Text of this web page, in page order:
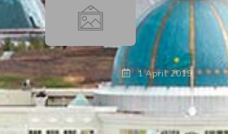
1 April 2019